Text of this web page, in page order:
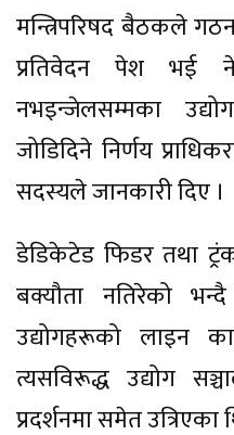
मन्त्रिपरिषद बैठकले
प्रतिवेदन पेश भई
नभइन्जेलसम्मका
जोडिदिने निर्णय
सदस्यले जानकारी दिए ।
डेडिकेटेड फिडर तथा
बक्यौता नतिरेको
उद्योगहरूको लाइन
त्यसविरूद्ध उद्योग
प्रदर्शनमा समेत उत्रिएका